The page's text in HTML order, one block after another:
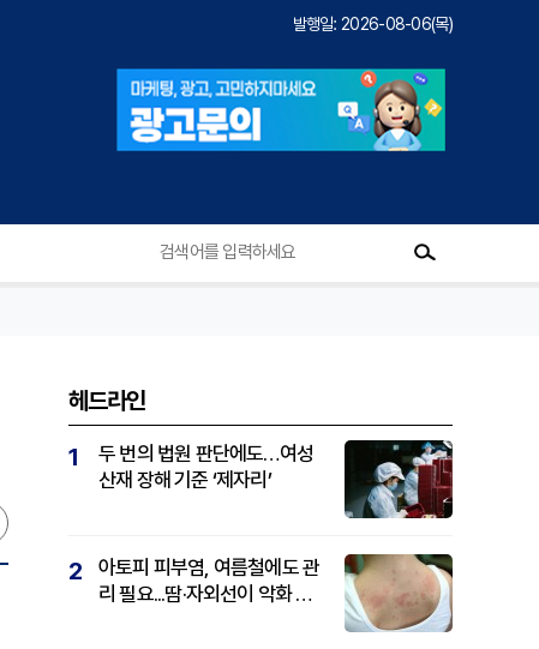
발행일: 2026-08-06(목)
헤드라인
1
두 번의 법원 판단에도…여성
산재 장해 기준 ‘제자리’
2
아토피 피부염, 여름철에도 관
리 필요...땀·자외선이 악화 요